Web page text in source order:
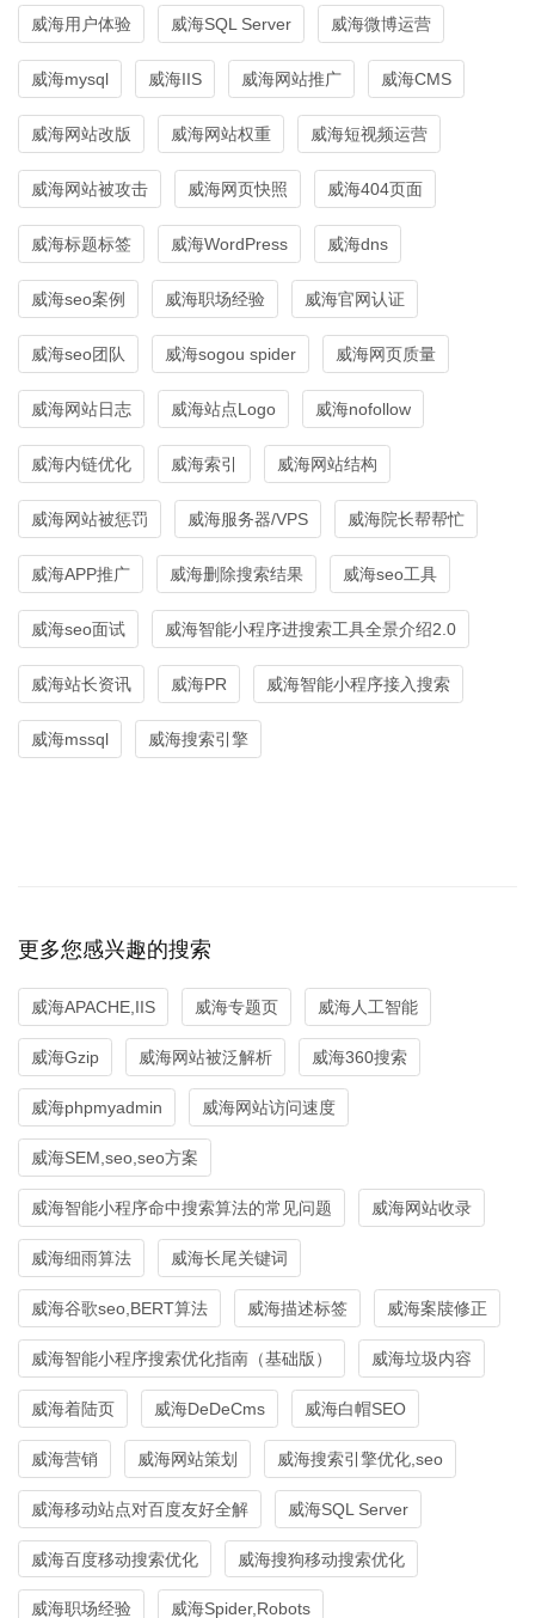
威海用户体验 威海SQL Server 威海微博运营
威海mysql 威海IIS 威海网站推广 威海CMS
威海网站改版 威海网站权重 威海短视频运营
威海网站被攻击 威海网页快照 威海404页面
威海标题标签 威海WordPress 威海dns
威海seo案例 威海职场经验 威海官网认证
威海seo团队 威海sogou spider 威海网页质量
威海网站日志 威海站点Logo 威海nofollow
威海内链优化 威海索引 威海网站结构
威海网站被惩罚 威海服务器/VPS 威海院长帮帮忙
威海APP推广 威海删除搜索结果 威海seo工具
威海seo面试 威海智能小程序进搜索工具全景介绍2.0
威海站长资讯 威海PR 威海智能小程序接入搜索
威海mssql 威海搜索引擎
更多您感兴趣的搜索
威海APACHE,IIS 威海专题页 威海人工智能
威海Gzip 威海网站被泛解析 威海360搜索
威海phpmyadmin 威海网站访问速度
威海SEM,seo,seo方案
威海智能小程序命中搜索算法的常见问题 威海网站收录
威海细雨算法 威海长尾关键词
威海谷歌seo,BERT算法 威海描述标签 威海案牍修正
威海智能小程序搜索优化指南（基础版） 威海垃圾内容
威海着陆页 威海DeDeCms 威海白帽SEO
威海营销 威海网站策划 威海搜索引擎优化,seo
威海移动站点对百度友好全解 威海SQL Server
威海百度移动搜索优化 威海搜狗移动搜索优化
威海职场经验 威海Spider,Robots